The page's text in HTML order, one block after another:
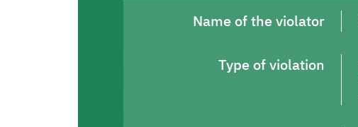
Name of the violator
Type of violation